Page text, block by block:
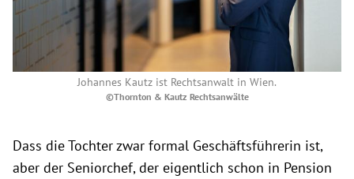
Johannes Kautz ist Rechtsanwalt in Wien.
©Thornton & Kautz Rechtsanwälte
Dass die Tochter zwar formal Geschäftsführerin ist,
aber der Seniorchef, der eigentlich schon in Pension